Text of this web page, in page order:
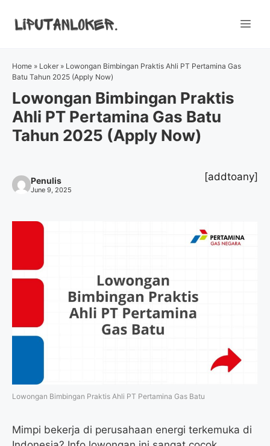
Home » Loker » Lowongan Bimbingan Praktis Ahli PT Pertamina Gas
Batu Tahun 2025 (Apply Now)
Lowongan Bimbingan Praktis
Ahli PT Pertamina Gas Batu
Tahun 2025 (Apply Now)
Penulis
June 9, 2025
[addtoany]
Lowongan Bimbingan Praktis Ahli PT Pertamina Gas Batu
Mimpi bekerja di perusahaan energi terkemuka di